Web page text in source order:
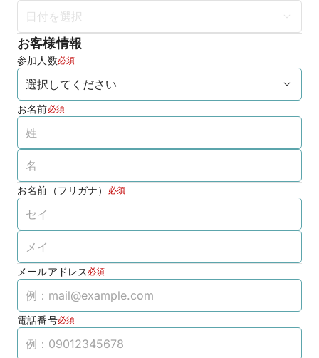
お客様情報
参加人数必須
お名前必須
お名前（フリガナ） 必須
メールアドレス 必須
電話番号必須